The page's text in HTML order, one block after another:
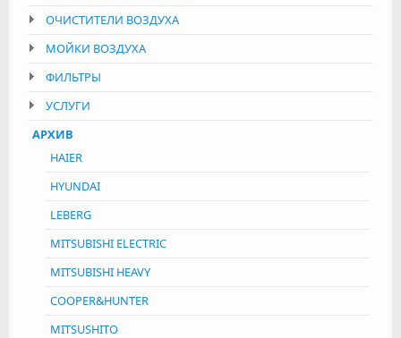
ОЧИСТИТЕЛИ ВОЗДУХА
МОЙКИ ВОЗДУХА
ФИЛЬТРЫ
УСЛУГИ
АРХИВ
HAIER
HYUNDAI
LEBERG
MITSUBISHI ELECTRIC
MITSUBISHI HEAVY
COOPER&HUNTER
MITSUSHITO